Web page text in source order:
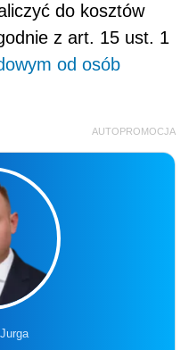
do kosztów
z art. 15 ust. 1
od osób
AUTOPROMOCJA